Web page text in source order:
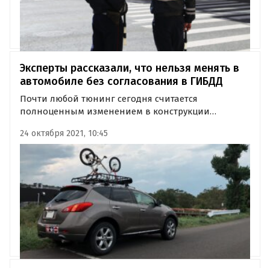
Эксперты рассказали, что нельзя менять в
автомобиле без согласования в ГИБДД
Почти любой тюнинг сегодня считается
полноценным изменением в конструкции
регистрации в ГИБДД. Что точно нельзя менять в
машине без согласования с Госавтоинспекцией,
рассказал портал Autonews.ru.
24 октября 2021, 10:45